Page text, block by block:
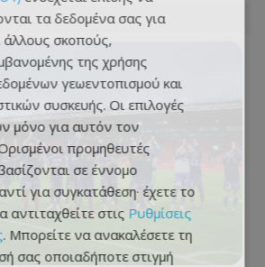
τα δεδομένα σας για
άλλους σκοπούς,
της χρήσης
γεωεντοπισμού και
συσκευής. Οι επιλογές
μόνο για αυτόν τον
προμηθευτές
σε έννομο
για συγκατάθεση· έχετε το
αντιταχθείτε στις Ρυθμίσεις
. Μπορείτε να ανακαλέσετε τη
σας οποιαδήποτε στιγμή